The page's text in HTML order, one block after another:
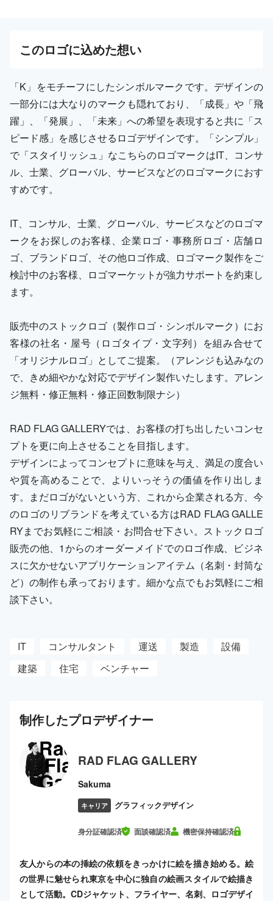
このロゴに込めた想い
「K」をモチーフにしたシンボルマークです。デザインの
一部分には大なりのマークも隠れており、「成長」や「飛
躍」、「発展」、「未来」への希望を表現すると共に「ス
ピード感」を感じさせるロゴデザインです。「シンプル」
で「スタイリッシュ」なこちらのロゴマークはIT、コンサ
ル、士業、グローバル、サービスなどのロゴマークにおす
すめです。
IT、コンサル、士業、グローバル、サービスなどのロゴマ
ークをお探しのお客様、企業ロゴ・事務所ロゴ・店舗ロ
ゴ、ブランドロゴ、その他ロゴ作成、ロゴマーク製作をご
検討中のお客様、ロゴマーケットが強力サポートを約束し
ます。
販売中のストックロゴ（製作ロゴ・シンボルマーク）にお
客様の社名・屋号（ロゴタイプ・文字列）を組み合せて
「オリジナルロゴ」としてご提案。（アレンジも込みなの
で、きめ細やかな対応でデザイン製作いたします。アレン
ジ無料・修正無料・修正回数制限ナシ）
RAD FLAG GALLERYでは、お客様の打ち出したいコンセ
プトを更に向上させることを目指します。
デザインによってコンセプトに意味を与え、満足の度合い
や質を高めることで、よりいっそうの価値を作り出しま
す。まだロゴがないという方、これから企業される方、今
のロゴのリブランドを考えている方はRAD FLAG GALLE
RYまでお気軽にご相談・お問合せ下さい。ストックロゴ
販売の他、1からのオーダーメイドでのロゴ作成、ビジネ
スに欠かせないアプリケーションアイテム（名刺・封筒な
ど）の制作も承っております。細かな点でもお気軽にご相
談下さい。
IT コンサルタント 運送 製造
設備
建築
住宅 ベンチャー
制作したプロデザイナー
RAD FLAG GALLERY
Sakuma
キャリア グラフィックデザイン
身分証確認済 面談確認済 機密保持確認済
友人からの本の挿絵の依頼をきっかけに絵を描き始める。絵
の世界に魅せられ東京を中心に独自の絵画スタイルで絵描き
として活動。CDジャケット、フライヤー、名刺、ロゴデザイ